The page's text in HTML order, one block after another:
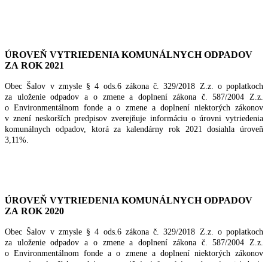
ÚROVEŇ VYTRIEDENIA KOMUNÁLNYCH ODPADOV
ZA ROK 2021
Obec Šalov v zmysle § 4 ods.6 zákona č. 329/2018 Z.z. o poplatkoch
za uloženie odpadov a o zmene a doplnení zákona č. 587/2004 Z.z.
o Environmentálnom fonde a o zmene a doplnení niektorých zákonov
v znení neskorších predpisov zverejňuje informáciu o úrovni vytriedenia
komunálnych odpadov, ktorá za kalendárny rok 2021 dosiahla úroveň
3,11%.
ÚROVEŇ VYTRIEDENIA KOMUNÁLNYCH ODPADOV
ZA ROK 2020
Obec Šalov v zmysle § 4 ods.6 zákona č. 329/2018 Z.z. o poplatkoch
za uloženie odpadov a o zmene a doplnení zákona č. 587/2004 Z.z.
o Environmentálnom fonde a o zmene a doplnení niektorých zákonov